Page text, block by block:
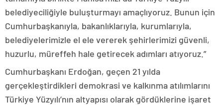
belediyeciliğiyle buluşturmayı amaçlıyoruz. Bunun için
Cumhurbaşkanıyla, bakanlıklarıyla, kurumlarıyla,
belediyelerimizle el ele vererek şehirlerimizi güvenli,
huzurlu, müreffeh hale getirecek adımları atıyoruz.”
Cumhurbaşkanı Erdoğan, geçen 21 yılda
gerçekleştirdikleri demokrasi ve kalkınma atılımlarını
Türkiye Yüzyılı’nın altyapısı olarak gördüklerine işaret